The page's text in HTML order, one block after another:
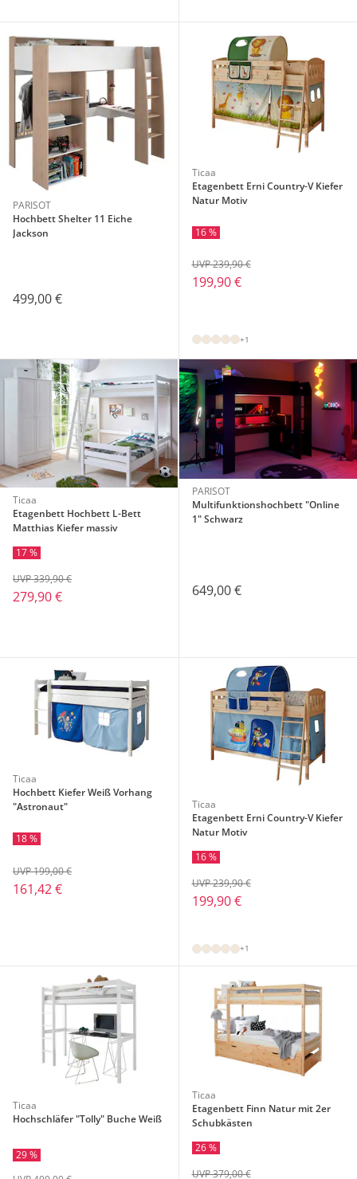
PARISOT
Hochbett Shelter 11 Eiche
Jackson
499,00 €
Ticaa
Etagenbett Erni Country-V Kiefer
Natur Motiv
16 %
199,90 €
UVP 239,90 €
+1
Ticaa
Etagenbett Hochbett L-Bett
Matthias Kiefer massiv
17 %
279,90 €
UVP 339,90 €
PARISOT
Multifunktionshochbett "Online
1" Schwarz
649,00 €
Ticaa
Hochbett Kiefer Weiß Vorhang
"Astronaut"
18 %
161,42 €
UVP 199,00 €
Ticaa
Etagenbett Erni Country-V Kiefer
Natur Motiv
16 %
199,90 €
UVP 239,90 €
+1
Ticaa
Hochschläfer "Tolly" Buche Weiß
29 %
Ticaa
Etagenbett Finn Natur mit 2er
Schubkästen
26 %
UVP 379,00 €